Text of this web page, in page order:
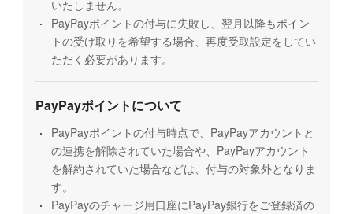
いたしません。
PayPayポイントの付与に失敗し、翌月以降もポイン
トの受け取りを希望する場合、再度受取設定をしてい
ただく必要があります。
PayPayポイントについて
PayPayポイントの付与時点で、PayPayアカウントと
の連携を解除されていた場合や、PayPayアカウント
を解約されていた場合などは、付与の対象外となりま
す。
PayPayのチャージ用口座にPayPay銀行をご登録済の